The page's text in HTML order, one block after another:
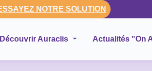
NOTRE SOLUTION
Découvrir Auraclis Actualités "On